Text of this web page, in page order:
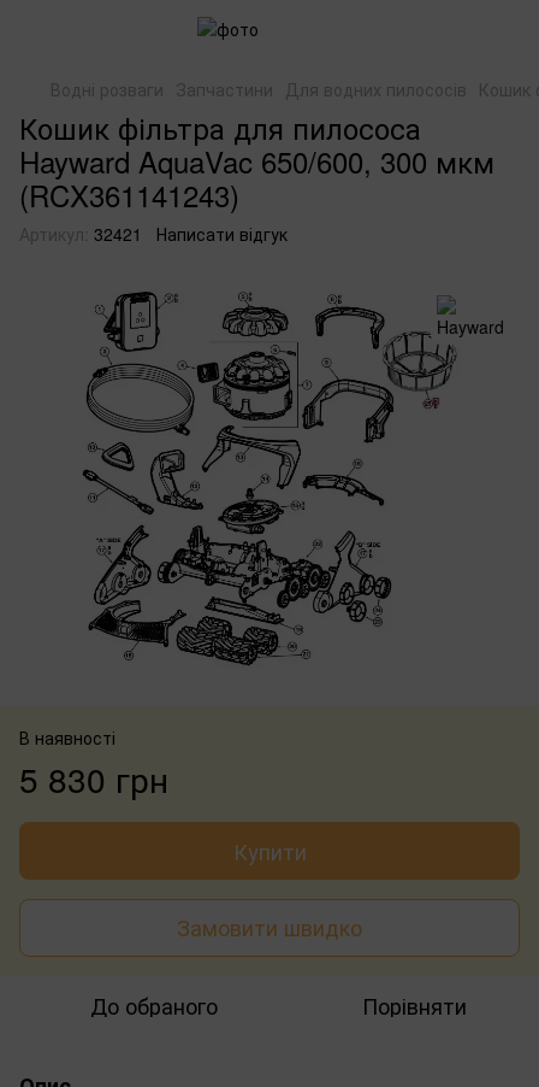
Водні розваги Запчастини Для водних пилососів Кошик
Кошик фільтра для пилососа
Hayward AquaVac 650/600, 300 мкм
(RCX361141243)
Артикул: 32421 Написати відгук
В наявності
5 830 грн
Купити
Замовити швидко
До обраного Порівняти